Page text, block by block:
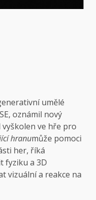
umělé
oznámil nový
vyškolen ve hře pro
hranumůže pomoci
her, říká
fyziku a 3D
vizuální a reakce na